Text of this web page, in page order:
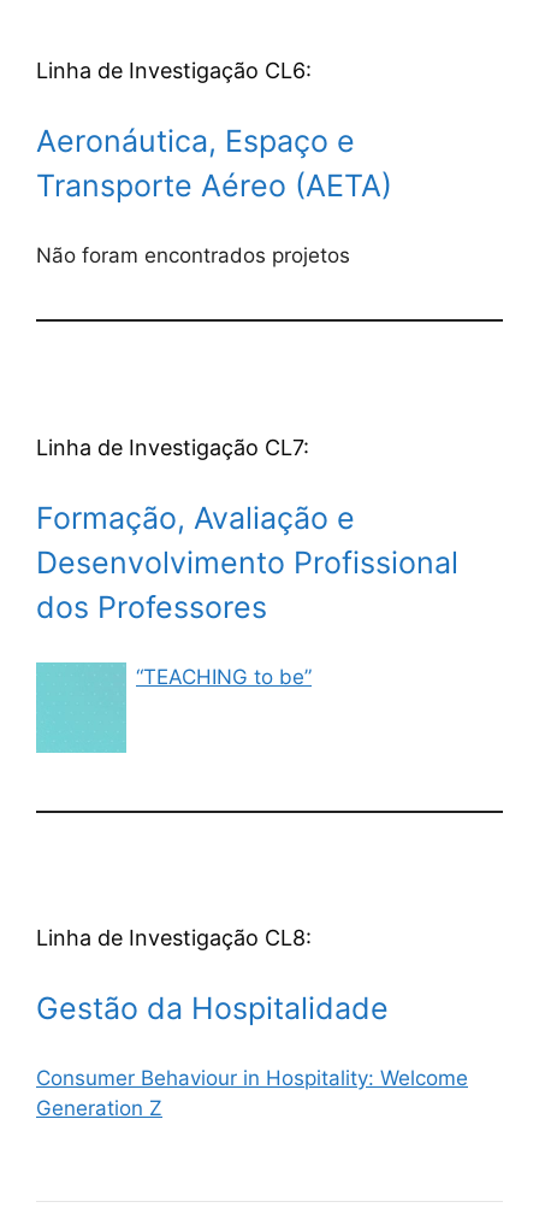
Linha de Investigação CL6:
Aeronáutica, Espaço e
Transporte Aéreo (AETA)
Não foram encontrados projetos
Linha de Investigação CL7:
Formação, Avaliação e
Desenvolvimento Profissional
dos Professores
“TEACHING to be”
Linha de Investigação CL8:
Gestão da Hospitalidade
Consumer Behaviour in Hospitality: Welcome
Generation Z